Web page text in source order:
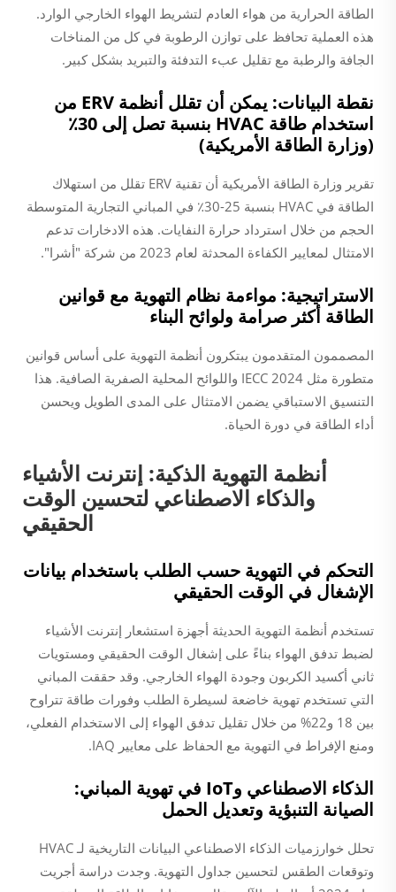
الطاقة الحرارية من هواء العادم لتشريط الهواء الخارجي الوارد.
هذه العملية تحافظ على توازن الرطوبة في كل من المناخات
الجافة والرطبة مع تقليل عبء التدفئة والتبريد بشكل كبير.
نقطة البيانات: يمكن أن تقلل أنظمة ERV من
استخدام طاقة HVAC بنسبة تصل إلى 30٪
(وزارة الطاقة الأمريكية)
تقرير وزارة الطاقة الأمريكية أن تقنية ERV تقلل من استهلاك
الطاقة في HVAC بنسبة 25-30٪ في المباني التجارية المتوسطة
الحجم من خلال استرداد حرارة النفايات. هذه الادخارات تدعم
الامتثال لمعايير الكفاءة المحدثة لعام 2023 من شركة "أشرا".
الاستراتيجية: مواءمة نظام التهوية مع قوانين
الطاقة أكثر صرامة ولوائح البناء
المصممون المتقدمون يبتكرون أنظمة التهوية على أساس قوانين
متطورة مثل IECC 2024 واللوائح المحلية الصفرية الصافية. هذا
التنسيق الاستباقي يضمن الامتثال على المدى الطويل ويحسن
أداء الطاقة في دورة الحياة.
أنظمة التهوية الذكية: إنترنت الأشياء
والذكاء الاصطناعي لتحسين الوقت
الحقيقي
التحكم في التهوية حسب الطلب باستخدام بيانات
الإشغال في الوقت الحقيقي
تستخدم أنظمة التهوية الحديثة أجهزة استشعار إنترنت الأشياء
لضبط تدفق الهواء بناءً على إشغال الوقت الحقيقي ومستويات
ثاني أكسيد الكربون وجودة الهواء الخارجي. وقد حققت المباني
التي تستخدم تهوية خاضعة لسيطرة الطلب وفورات طاقة تتراوح
بين 18 و22% من خلال تقليل تدفق الهواء إلى الاستخدام الفعلي،
ومنع الإفراط في التهوية مع الحفاظ على معايير IAQ.
الذكاء الاصطناعي وIoT في تهوية المباني:
الصيانة التنبؤية وتعديل الحمل
تحلل خوارزميات الذكاء الاصطناعي البيانات التاريخية لـ HVAC
وتوقعات الطقس لتحسين جداول التهوية. وجدت دراسة أجريت